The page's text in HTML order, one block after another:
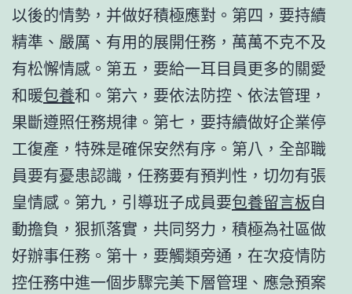
以後的情勢，并做好積極應對。第四，要持續
精準、嚴厲、有用的展開任務，萬萬不克不及
有松懈情感。第五，要給一耳目員更多的關愛
和暖包養和。第六，要依法防控、依法管理，
果斷遵照任務規律。第七，要持續做好企業停
工復產，特殊是確保安然有序。第八，全部職
員要有憂患認識，任務要有預判性，切勿有張
皇情感。第九，引導班子成員要包養留言板自
動擔負，狠抓落實，共同努力，積極為社區做
好辦事任務。第十，要觸類旁通，在次疫情防
控任務中進一個步驟完美下層管理、應急預案